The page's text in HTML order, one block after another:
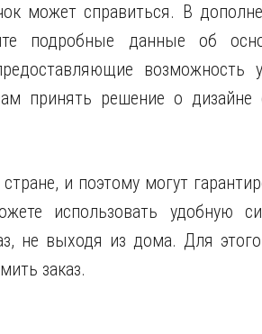
может справиться. В
подробные данные об
возможность
принять решение о дизайне
и поэтому могут
использовать удобную
не выходя из дома. Для
заказ.